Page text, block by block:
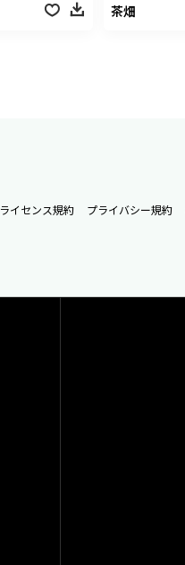
茶畑
ライセンス規約 プライバシー規約